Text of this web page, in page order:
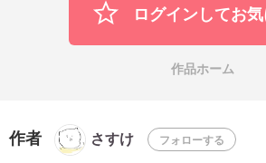
ログインしてお
作品ホーム
作者 さすけ フォローする